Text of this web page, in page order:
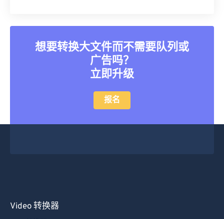
想要转换大文件而不需要队列或
广告吗？
立即升级
报名
Video 转换器